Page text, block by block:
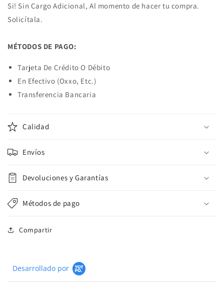
Si! Sin Cargo Adicional, Al momento de hacer tu compra.
Solicítala.
MÉTODOS DE PAGO:
Tarjeta De Crédito O Débito
En Efectivo (Oxxo, Etc.)
Transferencia Bancaria
Calidad
Envíos
Devoluciones y Garantías
Métodos de pago
Compartir
Desarrollado por